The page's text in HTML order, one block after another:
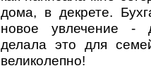
дома, в декрете.
новое увлечение -
делала это для
великолепно!